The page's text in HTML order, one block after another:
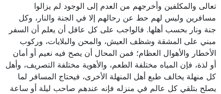
تعالى والمكلفين وأخرجهم من العدم إلى الوجود لم يزالوا
مسافرين وليس لهم حط عن رحالهم إلا في الجنة والنار، وكل
جنة ونار بحسب أهلها. فالواجب على كل عاقل أن يعلم أن السفر
مبني على المشقة وشظف العيش، والمحن والبلايات، وركوب
الأخطار والأهوال العظام؛ فمن المحال أن يصح فيه نعيم أو أمان
أو لذة، فإن المياه مختلفة الطعم، والأهوية مختلفة التصريف، وأهل
كل منهلة يخالف طبع أهل المنهلة الأخرى، فيحتاج المسافر لما
يصلح بتلقي كل عالم في منزله فإنه عندهم صاحب ليلة أو ساعة